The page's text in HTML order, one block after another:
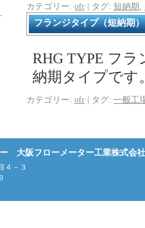
カテゴリー: ofr | タグ: 短納期
フランジタイプ（短納期）
RHG TYPE フ
納期タイプで
カテゴリー: ofr | タグ: 一般工
大阪フローメーター工業株式会社
４－３